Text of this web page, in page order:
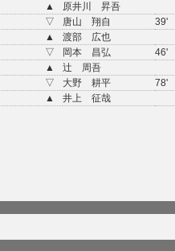
▲
原井川 昇吾
▽
唐山 翔自
39'
▲
渡部 広也
▽
岡本 昌弘
46'
▲
辻 周吾
▽
大野 耕平
78'
▲
井上 征哉